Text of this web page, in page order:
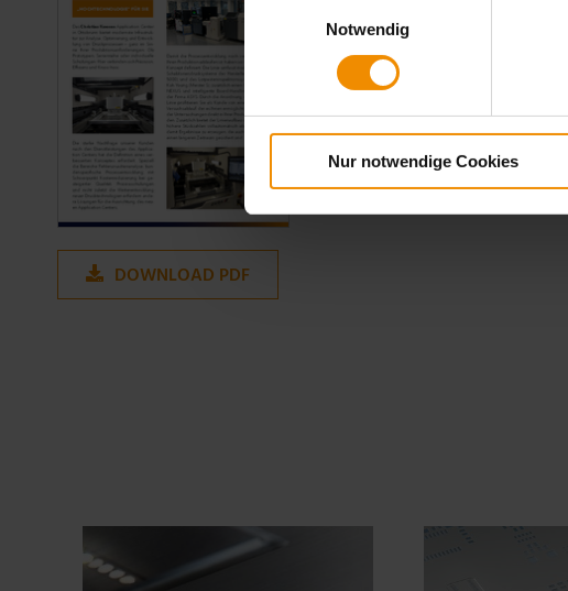
Notwendig
Nur notwendige Cookies
DOWNLOAD PDF